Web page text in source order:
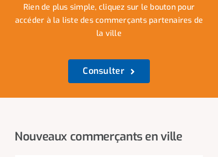
Rien de plus simple, cliquez sur le bouton pour
accéder à la liste des commerçants partenaires de
la ville
Consulter
Nouveaux commerçants en ville